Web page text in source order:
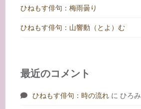
ひねもす俳句：梅雨曇り
ひねもす俳句：山響動（とよ）む
最近のコメント
ひねもす俳句：時の流れ に ひろみ